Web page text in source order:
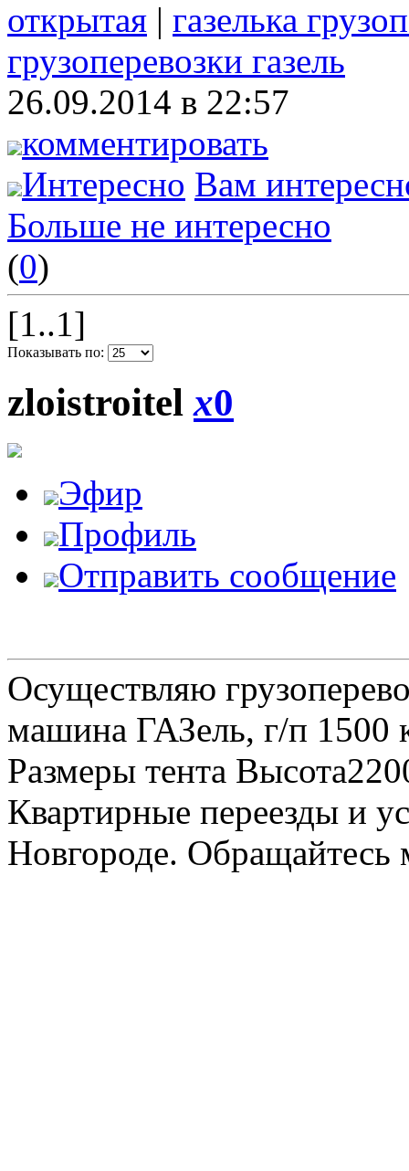
открытая | газелька
грузоперевозки газель
26.09.2014 в 22:57
комментировать
Интересно Вам
Больше не интересно
(0)
[1..1]
Показывать по:
zloistroitelx0
Эфир
Профиль
Отправить сообщение
Осуществляю
машина ГАЗель, г/п 1500
Размеры тента
Квартирные переезды и
Новгороде.